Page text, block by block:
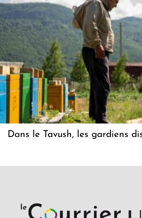
Dans le Tavush, les gardiens